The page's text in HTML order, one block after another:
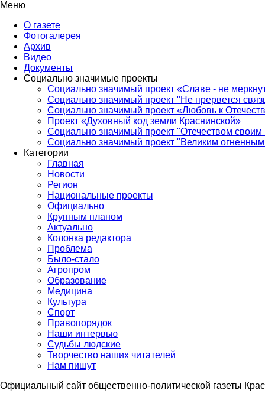
Меню
О газете
Фотогалерея
Архив
Видео
Документы
Социально значимые проекты
Социально значимый проект «Славе - не
Социально значимый проект "Не прервется
Социально значимый проект «Любовь к
Проект «Духовный код земли Краснинской»
Социально значимый проект "Отечеством своим
Социально значимый проект "Великим
Категории
Главная
Новости
Регион
Национальные проекты
Официально
Крупным планом
Актуально
Колонка редактора
Проблема
Было-стало
Агропром
Образование
Медицина
Культура
Спорт
Правопорядок
Наши интервью
Судьбы людские
Творчество наших читателей
Нам пишут
Официальный сайт общественно-политической газеты